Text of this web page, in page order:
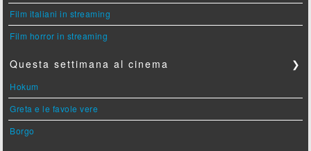
Film italiani in streaming
Film horror in streaming
Questa settimana al cinema ❯
Hokum
Greta e le favole vere
Borgo